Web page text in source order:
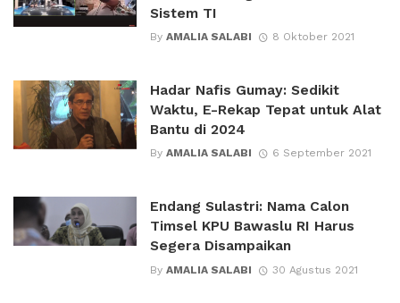
Sistem TI
By AMALIA SALABI 8 Oktober 2021
Hadar Nafis Gumay: Sedikit
Waktu, E-Rekap Tepat untuk Alat
Bantu di 2024
By AMALIA SALABI 6 September 2021
Endang Sulastri: Nama Calon
Timsel KPU Bawaslu RI Harus
Segera Disampaikan
By AMALIA SALABI 30 Agustus 2021